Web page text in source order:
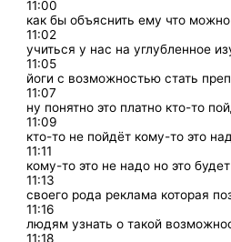
11:00
как бы объяснить ему что
11:02
учиться у нас на углубленное
11:05
йоги с возможностью стать
11:07
ну понятно это платно кто-то
11:09
кто-то не пойдёт кому-то это
11:11
кому-то это не надо но это
11:13
своего рода реклама которая
11:16
людям узнать о такой
11:18